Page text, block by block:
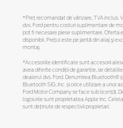
*Preţ recomandat de vânzare, TVA inclus.
dvs. Ford pentru costuri suplimentare de
pot fi necesare piese suplimentare. Oferta
disponibil. Preţul este pe jantă din aliaj şi
montaj.
*Accesoriile identificate sunt accesorii
avea diferite condiții de garanție, iar
dealerul dvs. Ford. Denumirea Bluetooth®
Bluetooth SIG, Inc. și orice utilizare a unor
Ford Motor Company se face sub licență.
logourile sunt proprietatea Apple Inc.
sunt deținute de respectivii proprietari.